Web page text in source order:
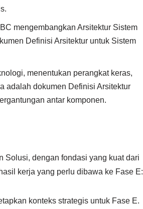
mengembangkan Arsitektur Sistem
Definisi Arsitektur untuk Sistem
menentukan perangkat keras,
adalah dokumen Definisi Arsitektur
antar komponen.
Solusi, dengan fondasi yang kuat dari
kerja yang perlu dibawa ke Fase E:
konteks strategis untuk Fase E.